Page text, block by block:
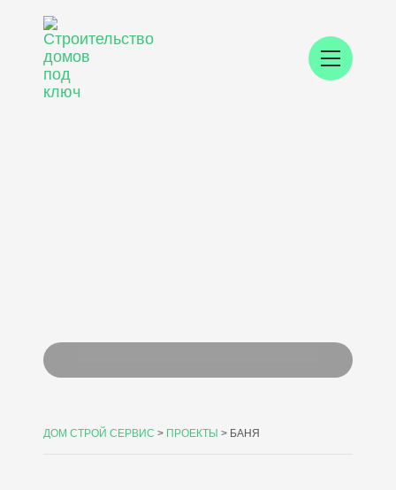
ДОМ СТРОЙ СЕРВИС > ПРОЕКТЫ > БАНЯ